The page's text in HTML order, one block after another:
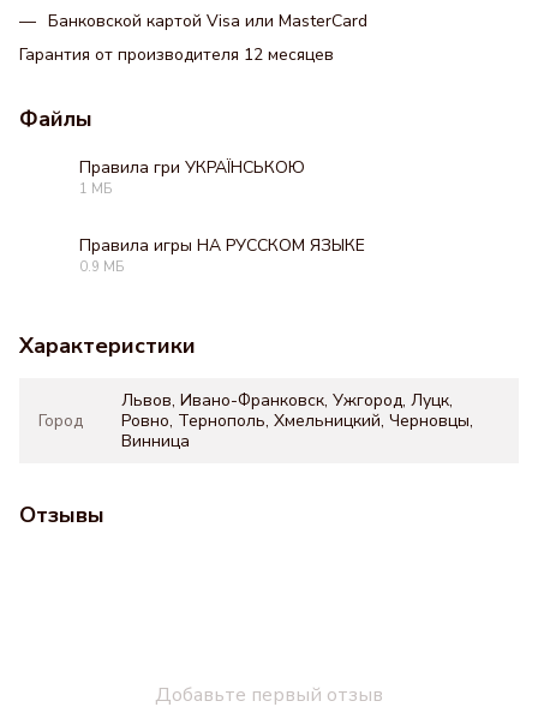
Банковской картой Visa или MasterCard
Гарантия от производителя 12 месяцев
Файлы
Правила гри УКРАЇНСЬКОЮ
1 МБ
Правила игры НА РУССКОМ ЯЗЫКЕ
0.9 МБ
Характеристики
Город
Львов, Ивано-Франковск, Ужгород, Луцк,
Ровно, Тернополь, Хмельницкий, Черновцы,
Винница
Отзывы
Добавьте первый отзыв